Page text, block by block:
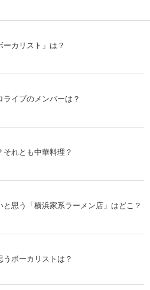
カリスト」は？
イブのメンバーは？
それとも中華料理？
思う「横浜家系ラーメン店」はどこ？
ボーカリストは？